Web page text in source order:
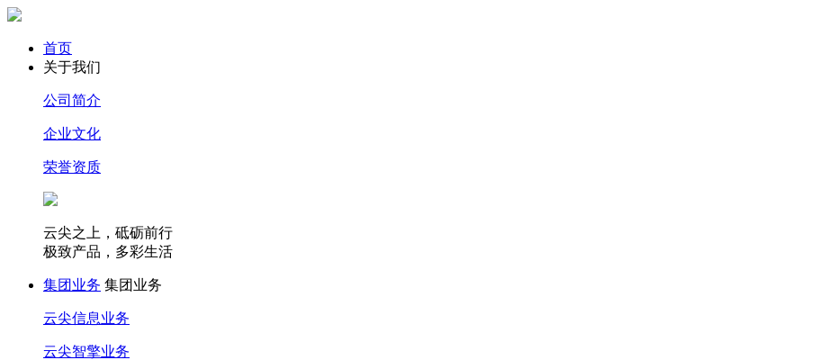
首页
关于我们
公司简介
企业文化
荣誉资质
云尖之上，砥砺前行
极致产品，多彩生活
集团业务 集团业务
云尖信息业务
云尖智擎业务